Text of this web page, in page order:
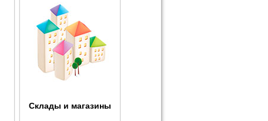
Склады и магазины